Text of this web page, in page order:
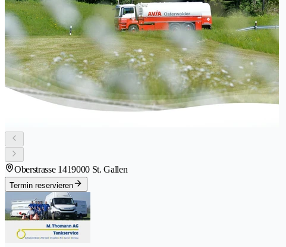
Oberstrasse 1419000 St. Gallen
Termin reservieren